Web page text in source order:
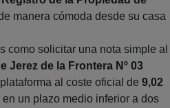
manera cómoda desde su casa
como solicitar una nota simple al
Jerez de la Frontera Nº 03
al coste oficial de 9,02
un plazo medio inferior a dos